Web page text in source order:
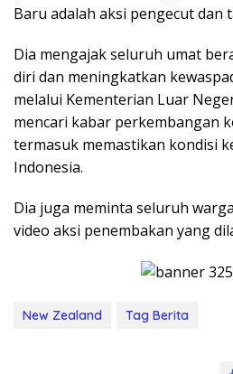
Baru adalah aksi pengecut dan
Dia mengajak seluruh umat
diri dan meningkatkan
melalui Kementerian Luar
mencari kabar perkembangan
termasuk memastikan kondisi
Indonesia.
Dia juga meminta seluruh
video aksi penembakan yang
New Zealand Tag Berita